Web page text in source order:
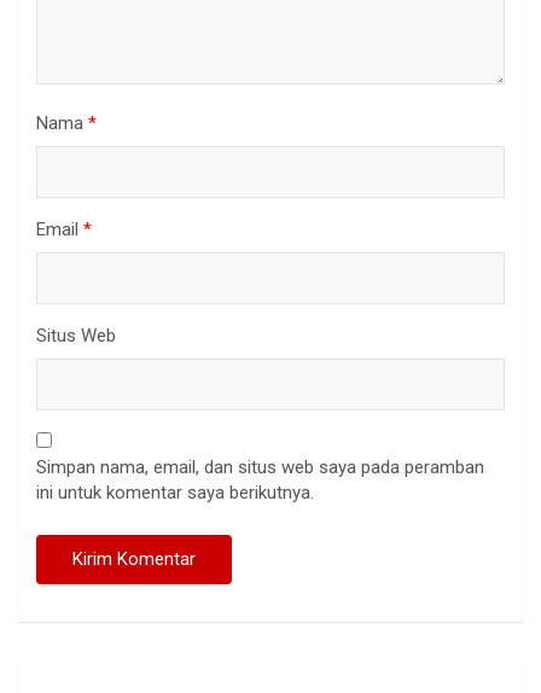
Nama *
Email *
Situs Web
Simpan nama, email, dan situs web saya pada peramban
ini untuk komentar saya berikutnya.